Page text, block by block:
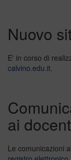
Nuovo
E' in corso di
calvino.edu.it.
ai
Le comunicazioni